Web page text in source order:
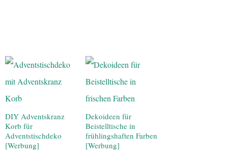
DIY Adventskranz
Korb für
Adventstischdeko
[Werbung]
Dekoideen für
Beistelltische in
frühlingshaften Farben
[Werbung]